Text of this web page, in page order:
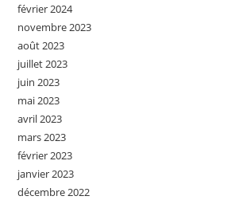
février 2024
novembre 2023
août 2023
juillet 2023
juin 2023
mai 2023
avril 2023
mars 2023
février 2023
janvier 2023
décembre 2022